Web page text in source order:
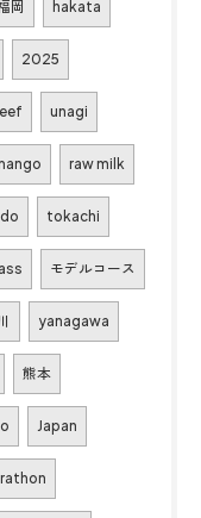
岡 hakata
2025
unagi
raw milk
tokachi
モデルコース
yanagawa
熊本
Japan